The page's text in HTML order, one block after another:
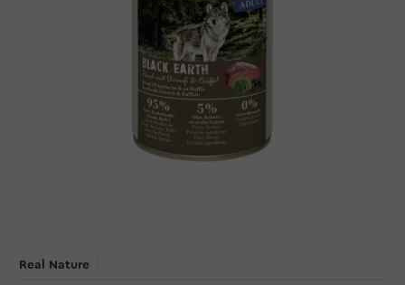
Real Nature